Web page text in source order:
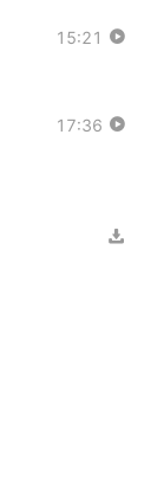
15:21
17:36